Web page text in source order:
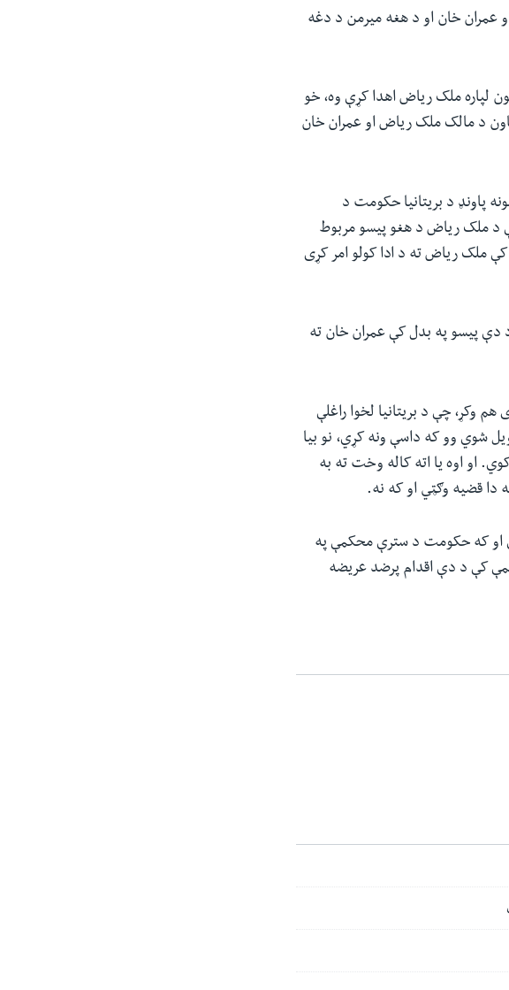
عمران خان او د هغه میرمن د دغه
لپاره ملک ریاض اهدا کړې وه، خو
د مالک ملک ریاض او عمران خان
چې برتانیه کې کنګل شوي د ملک ریاض ۱۹۰ میلیونه پاونډ د بریتانیا حکومت د
د ملک ریاض د هغو پیسو مربوط
ملک ریاض ته د ادا کولو امر کړی
پیسو په بدل کې عمران خان ته
وکړ، چې د بریتانیا لخوا راغلې
وو که داسې ونه کړي، نو بیا
او اوه یا اته کاله وخت ته به
دا قضیه وګټي او که نه.
او که حکومت د سترې محکمې په
کې د دې اقدام پرضد عریضه